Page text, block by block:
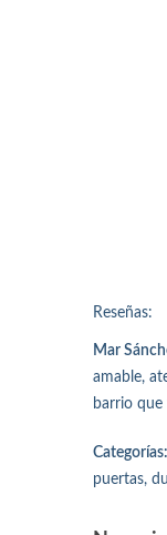
Reseñas:
Mar
amable,
barrio
Categorías:
puertas,